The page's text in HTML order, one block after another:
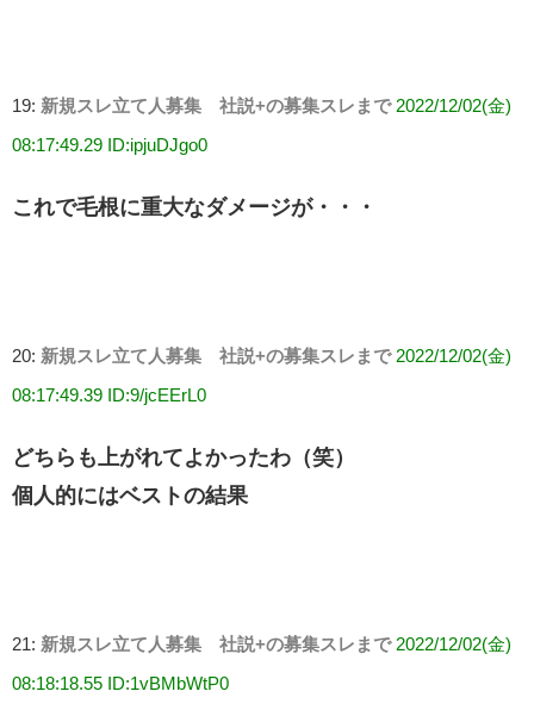
19: 新規スレ立て人募集 社説+の募集スレまで 2022/12/02(金)
08:17:49.29 ID:ipjuDJgo0
これで毛根に重大なダメージが・・・
20: 新規スレ立て人募集 社説+の募集スレまで 2022/12/02(金)
08:17:49.39 ID:9/jcEErL0
どちらも上がれてよかったわ（笑）
個人的にはベストの結果
21: 新規スレ立て人募集 社説+の募集スレまで 2022/12/02(金)
08:18:18.55 ID:1vBMbWtP0